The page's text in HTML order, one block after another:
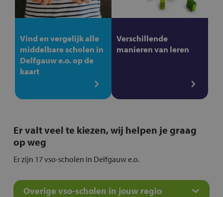
Vind en vergelijk alle
middelbare scholen in
Delfgauw e.o. op de
kaart
Verschillende
manieren van leren
Er valt veel te kiezen, wij helpen je graag
op weg
Er zijn 17 vso-scholen in Delfgauw e.o.
Overige vso-scholen in jouw regio